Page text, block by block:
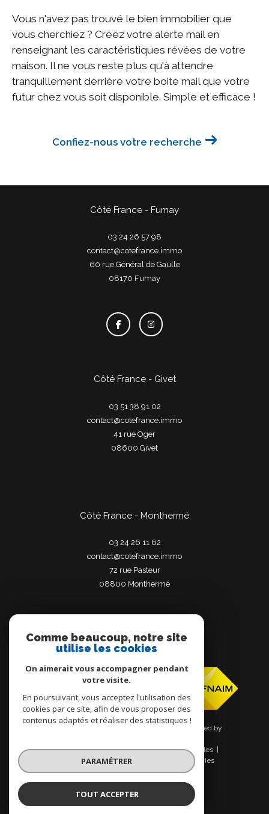
Vous n'avez pas trouvé le bien immobilier que
vous cherchiez ? Créez votre alerte mail en
renseignant les caractéristiques révées de votre
maison. Il ne vous reste plus qu'à attendre
tranquillement derrière votre boite mail que votre
futur chez vous soit disponible. Simple et efficace !
Confiez-nous votre recherche
Côté France - Fumay
03 24 26 57 98
contact@cotefrance.immo
60 rue Général de Gaulle
08170
fumay
Côté France - Givet
03 51 38 91 02
contact@cotefrance.immo
41 rue Oger
08600
givet
Côté France - Monthermé
03 24 26 11 62
contact@cotefrance.immo
72 rue Pasteur
08800
monthermé
Adhérents
© 2026 | Tous droits réservés | Traduction powered by
Nos honoraires
Plan du site
Mentions légales
Nos liens Politique RGPD Cookies
Comme beaucoup, notre site
utilise les cookies
On aimerait vous accompagner pendant
votre visite.
En poursuivant, vous acceptez l'utilisation des
cookies par ce site, afin de vous proposer des
contenus adaptés et réaliser des statistiques !
PARAMÉTRER
TOUT ACCEPTER